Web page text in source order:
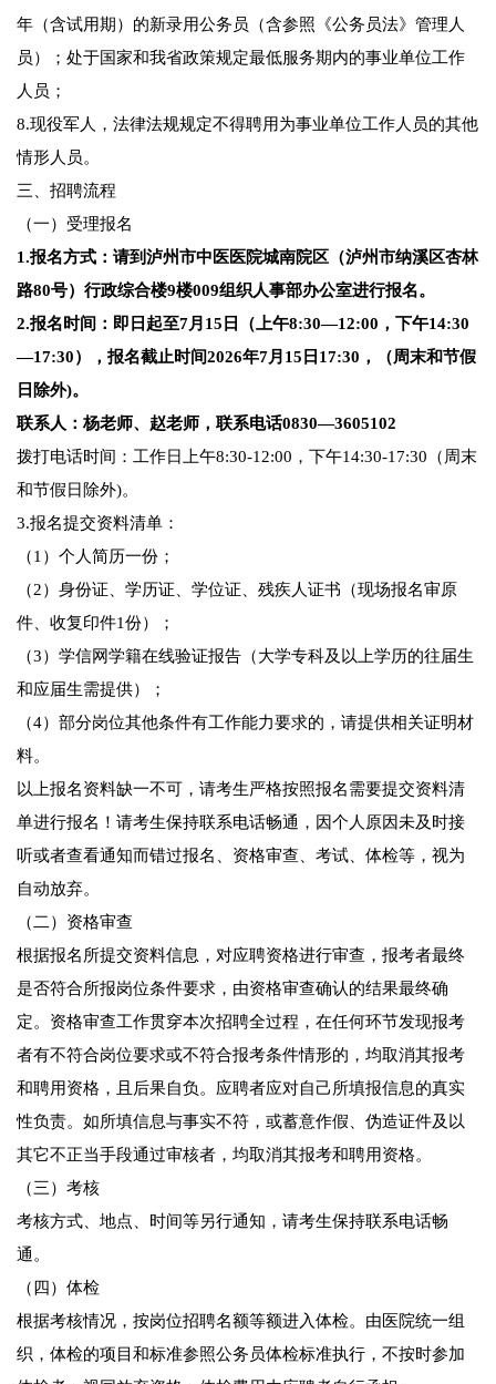
年（含试用期）的新录用公务员（含参照《公务员法》管理人
员）；处于国家和我省政策规定最低服务期内的事业单位工作
人员；
8.现役军人，法律法规规定不得聘用为事业单位工作人员的其他
情形人员。
三、招聘流程
（一）受理报名
1.报名方式：请到泸州市中医医院城南院区（泸州市纳溪区杏林
路80号）行政综合楼9楼009组织人事部办公室进行报名。
2.报名时间：即日起至7月15日（上午8:30—12:00，下午14:30
—17:30），报名截止时间2026年7月15日17:30，（周末和节假
日除外)。
联系人：杨老师、赵老师，联系电话0830—3605102
拨打电话时间：工作日上午8:30-12:00，下午14:30-17:30（周末
和节假日除外)。
3.报名提交资料清单：
（1）个人简历一份；
（2）身份证、学历证、学位证、残疾人证书（现场报名审原
件、收复印件1份）；
（3）学信网学籍在线验证报告（大学专科及以上学历的往届生
和应届生需提供）；
（4）部分岗位其他条件有工作能力要求的，请提供相关证明材
料。
以上报名资料缺一不可，请考生严格按照报名需要提交资料清
单进行报名！请考生保持联系电话畅通，因个人原因未及时接
听或者查看通知而错过报名、资格审查、考试、体检等，视为
自动放弃。
（二）资格审查
根据报名所提交资料信息，对应聘资格进行审查，报考者最终
是否符合所报岗位条件要求，由资格审查确认的结果最终确
定。资格审查工作贯穿本次招聘全过程，在任何环节发现报考
者有不符合岗位要求或不符合报考条件情形的，均取消其报考
和聘用资格，且后果自负。应聘者应对自己所填报信息的真实
性负责。如所填信息与事实不符，或蓄意作假、伪造证件及以
其它不正当手段通过审核者，均取消其报考和聘用资格。
（三）考核
考核方式、地点、时间等另行通知，请考生保持联系电话畅
通。
（四）体检
根据考核情况，按岗位招聘名额等额进入体检。由医院统一组
织，体检的项目和标准参照公务员体检标准执行，不按时参加